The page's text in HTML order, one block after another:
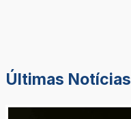
Últimas Notícias